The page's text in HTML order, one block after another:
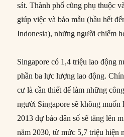
sát. Thành phố cũng phụ thuộc
giúp việc và bảo mẫu (hầu hết
Indonesia), những người chiếm
Singapore có 1,4 triệu lao động
phần ba lực lượng lao động.
cư là cần thiết để làm những
người Singapore sẽ không muốn
2013 dự báo dân số sẽ tăng lên
năm 2030, từ mức 5,7 triệu hiện